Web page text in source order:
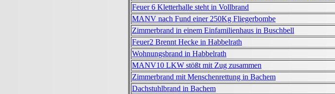
Feuer 6 Kletterhalle steht in Vollbrand
MANV nach Fund einer 250Kg Fliegerbombe
Zimmerbrand in einem Einfamilienhaus in Buschbell
Feuer2 Brennt Hecke in Habbelrath
Wohnungsbrand in Habbelrath
MANV10 LKW stößt mit Zug zusammen
Zimmerbrand mit Menschenrettung in Bachem
Dachstuhlbrand in Bachem